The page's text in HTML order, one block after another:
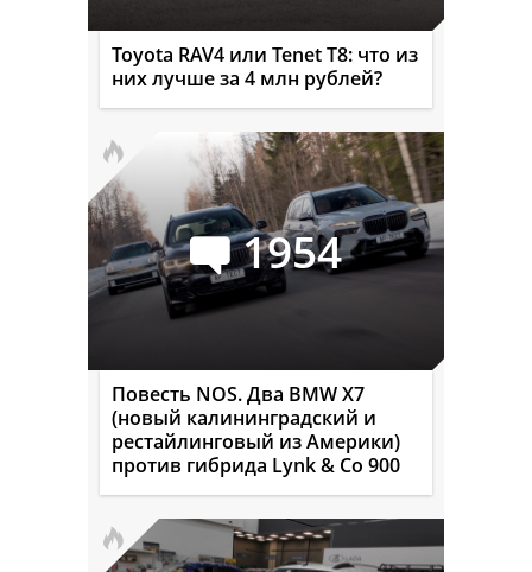
Toyota RAV4 или Tenet T8: что из
них лучше за 4 млн рублей?
1954
Повесть NOS. Два BMW X7
(новый калининградский и
рестайлинговый из Америки)
против гибрида Lynk & Co 900